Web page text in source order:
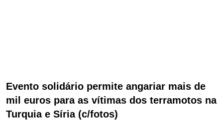
Evento solidário permite angariar mais de
mil euros para as vítimas dos terramotos na
Turquia e Síria (c/fotos)